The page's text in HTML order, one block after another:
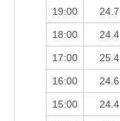
19:00 24.7
18:00 24.4
17:00 25.4
16:00 24.6
15:00 24.4